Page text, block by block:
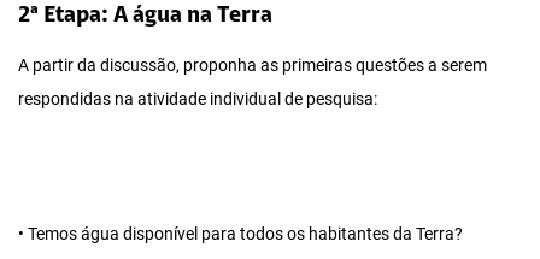
2ª Etapa: A água na Terra
A partir da discussão, proponha as primeiras questões a serem
respondidas na atividade individual de pesquisa:
• Temos água disponível para todos os habitantes da Terra?